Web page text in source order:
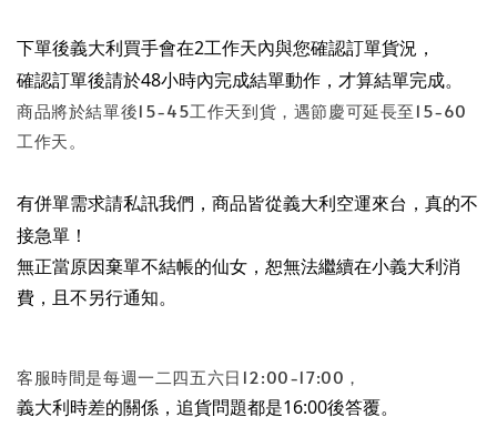
下單後義大利買手會在2工作天內與您確認訂單貨況，
確認訂單後請於48小時內完成結單動作，才算結單完成。
商品將於結單後15-45工作天到貨，遇節慶可延長至15-60
工作天。
有併單需求請私訊我們，商品皆從義大利空運來台，真的不
接急單！
無正當原因棄單不結帳的仙女，恕無法繼續在小義大利消
費，且不另行通知。
客服時間是每週一二四五六日12:00-17:00，
義大利時差的關係，追貨問題都是16:00後答覆。